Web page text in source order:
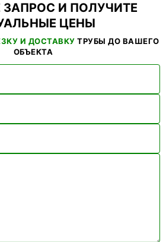
ЗАПРОС И ПОЛУЧИТЕ
ЦЕНЫ
И ДОСТАВКУ ТРУБЫ ДО ВАШЕГО
ОБЪЕКТА